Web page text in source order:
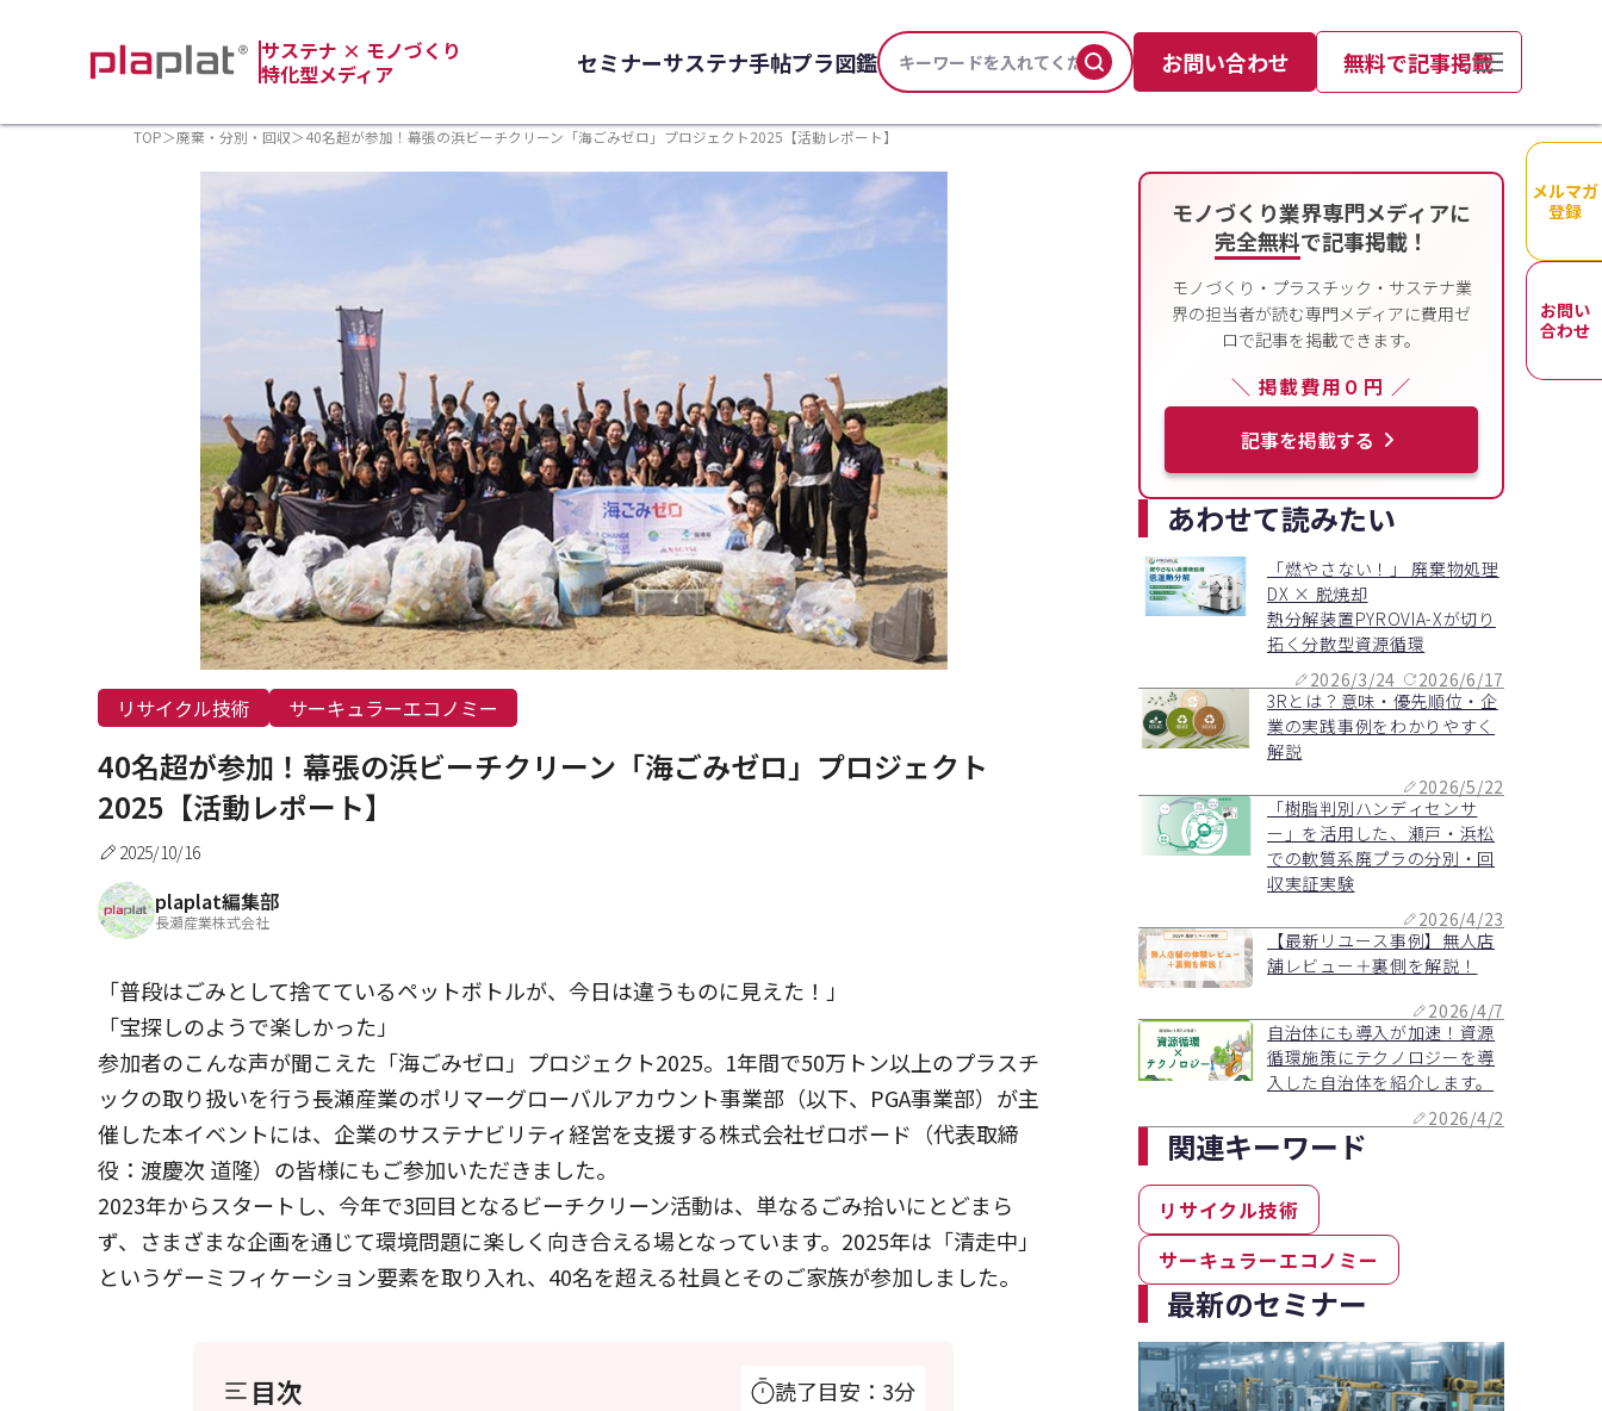
サステナ × モノづくり
特化型メディア
セミナーサステナ手帖プラ図鑑 お問い合わせ 無料で記事掲載
メルマガ
登録
お問い
合わせ
TOP＞廃棄・分別・回収＞40名超が参加！幕張の浜ビーチクリーン「海ごみゼロ」プロジェクト2025【活動レポート】
リサイクル技術 サーキュラーエコノミー
40名超が参加！幕張の浜ビーチクリーン「海ごみゼロ」プロジェクト
2025【活動レポート】
2025/10/16
plaplat編集部
長瀬産業株式会社
「普段はごみとして捨てているペットボトルが、今日は違うものに見えた！」
「宝探しのようで楽しかった」
参加者のこんな声が聞こえた「海ごみゼロ」プロジェクト2025。1年間で50万トン以上のプラスチ
ックの取り扱いを行う長瀬産業のポリマーグローバルアカウント事業部（以下、PGA事業部）が主
催した本イベントには、企業のサステナビリティ経営を支援する株式会社ゼロボード（代表取締
役：渡慶次 道隆）の皆様にもご参加いただきました。
2023年からスタートし、今年で3回目となるビーチクリーン活動は、単なるごみ拾いにとどまら
ず、さまざまな企画を通じて環境問題に楽しく向き合える場となっています。2025年は「清走中」
というゲーミフィケーション要素を取り入れ、40名を超える社員とそのご家族が参加しました。
目次 読了目安：3分
モノづくり業界専門メディアに
完全無料で記事掲載！
モノづくり・プラスチック・サステナ業
界の担当者が読む専門メディアに費用ゼ
ロで記事を掲載できます。
＼ 掲載費用０円 ／
記事を掲載する
あわせて読みたい
「燃やさない！」 廃棄物処理
DX × 脱焼却
熱分解装置PYROVIA-Xが切り
拓く分散型資源循環
2026/3/24
2026/6/17
3Rとは？意味・優先順位・企
業の実践事例をわかりやすく
解説
2026/5/22
「樹脂判別ハンディセンサ
ー」を活用した、瀬戸・浜松
での軟質系廃プラの分別・回
収実証実験
2026/4/23
【最新リユース事例】無人店
舗レビュー＋裏側を解説！
2026/4/7
自治体にも導入が加速！資源
循環施策にテクノロジーを導
入した自治体を紹介します。
2026/4/2
関連キーワード
リサイクル技術
サーキュラーエコノミー
最新のセミナー